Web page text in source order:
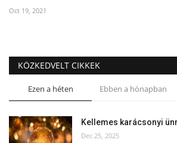
Oct 19, 2021
KÖZKEDVELT CIKKEK
Ezen a héten Ebben a hónapban
Kellemes karácsonyi
Dec 25, 2025